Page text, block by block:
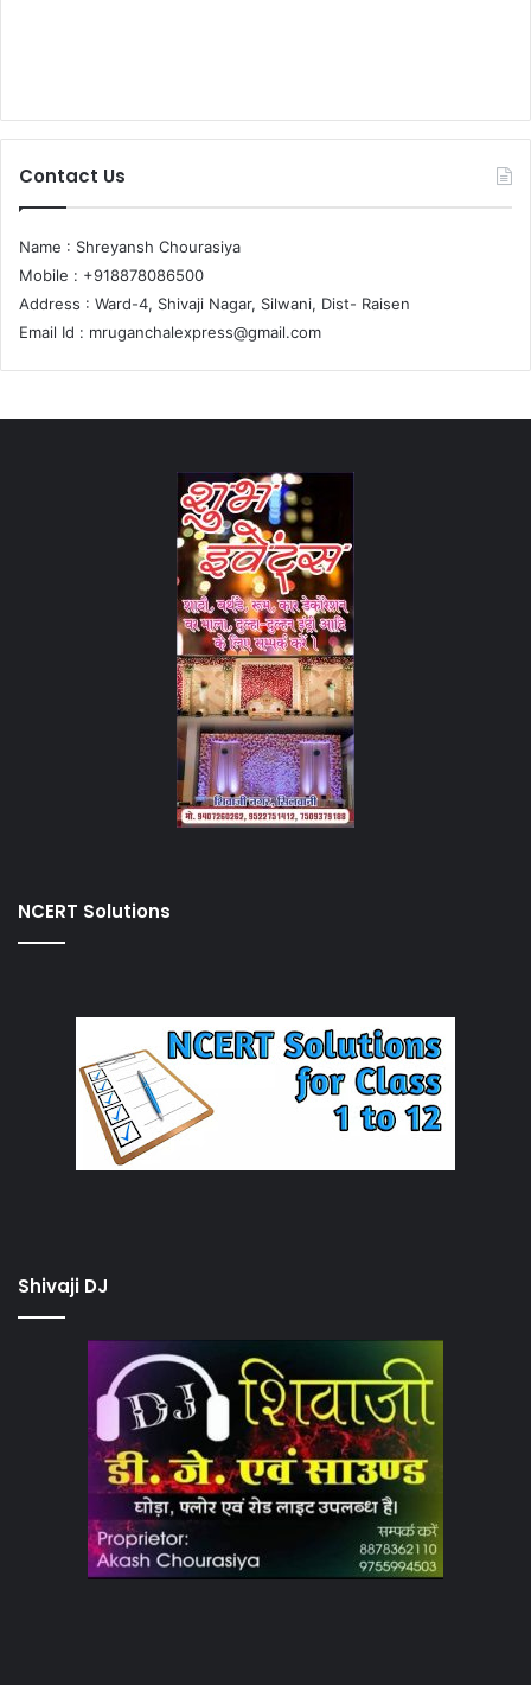
Contact Us
Name : Shreyansh Chourasiya
Mobile : +918878086500
Address : Ward-4, Shivaji Nagar, Silwani, Dist- Raisen
Email Id : mruganchalexpress@gmail.com
NCERT Solutions
Shivaji DJ